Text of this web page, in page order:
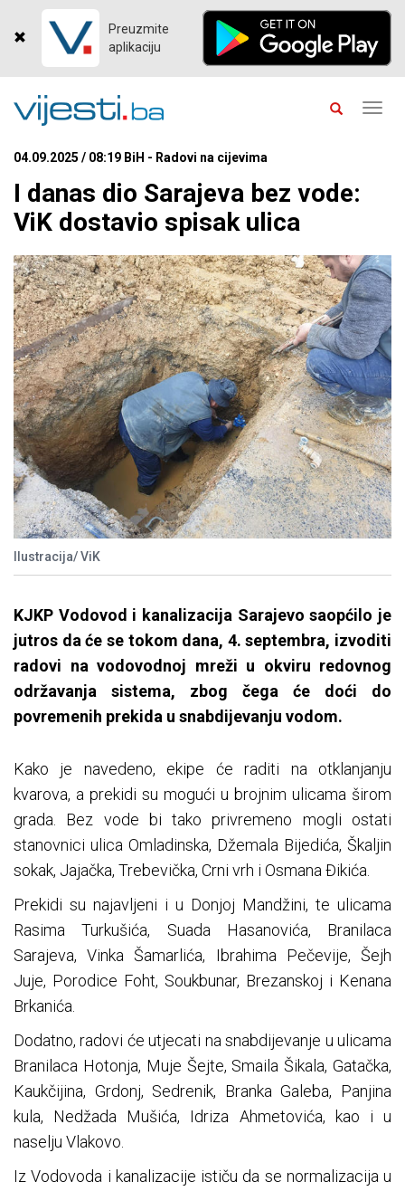
Preuzmite
aplikaciju
04.09.2025 / 08:19 BiH - Radovi na cijevima
I danas dio Sarajeva bez vode:
ViK dostavio spisak ulica
Ilustracija/ ViK
KJKP Vodovod i kanalizacija Sarajevo saopćilo je
jutros da će se tokom dana, 4. septembra, izvoditi
radovi na vodovodnoj mreži u okviru redovnog
održavanja sistema, zbog čega će doći do
povremenih prekida u snabdijevanju vodom.
Kako je navedeno, ekipe će raditi na otklanjanju
kvarova, a prekidi su mogući u brojnim ulicama širom
grada. Bez vode bi tako privremeno mogli ostati
stanovnici ulica Omladinska, Džemala Bijedića, Škaljin
sokak, Jajačka, Trebevička, Crni vrh i Osmana Đikića.
Prekidi su najavljeni i u Donjoj Mandžini, te ulicama
Rasima Turkušića, Suada Hasanovića, Branilaca
Sarajeva, Vinka Šamarlića, Ibrahima Pečevije, Šejh
Juje, Porodice Foht, Soukbunar, Brezanskoj i Kenana
Brkanića.
Dodatno, radovi će utjecati na snabdijevanje u ulicama
Branilaca Hotonja, Muje Šejte, Smaila Šikala, Gatačka,
Kaukčijina, Grdonj, Sedrenik, Branka Galeba, Panjina
kula, Nedžada Mušića, Idriza Ahmetovića, kao i u
naselju Vlakovo.
Iz Vodovoda i kanalizacije ističu da se normalizacija u